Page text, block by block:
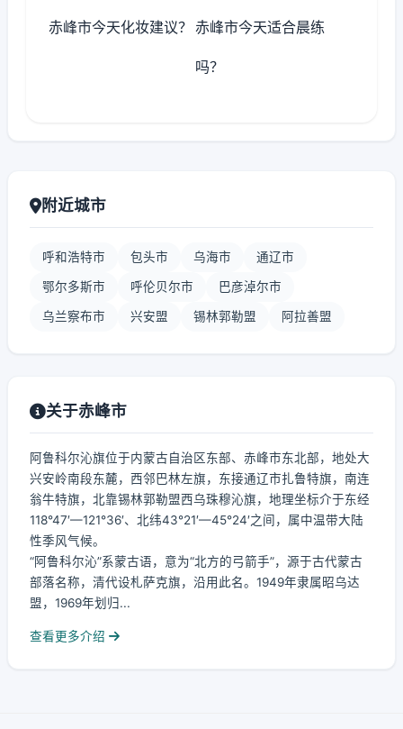
赤峰市今天化妆建议？ 赤峰市今天适合晨练
吗？
附近城市
呼和浩特市 包头市 乌海市 通辽市
鄂尔多斯市 呼伦贝尔市 巴彦淖尔市
乌兰察布市 兴安盟 锡林郭勒盟 阿拉善盟
关于赤峰市
阿鲁科尔沁旗位于内蒙古自治区东部、赤峰市东北部，地处大
兴安岭南段东麓，西邻巴林左旗，东接通辽市扎鲁特旗，南连
翁牛特旗，北靠锡林郭勒盟西乌珠穆沁旗，地理坐标介于东经
118°47′—121°36′、北纬43°21′—45°24′之间，属中温带大陆
性季风气候。
“阿鲁科尔沁”系蒙古语，意为“北方的弓箭手”，源于古代蒙古
部落名称，清代设札萨克旗，沿用此名。1949年隶属昭乌达
盟，1969年划归...
查看更多介绍